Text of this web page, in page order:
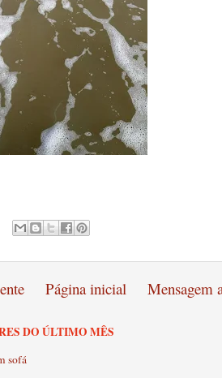
Mensagem
Página inicial
DO ÚLTIMO MÊS
sofá